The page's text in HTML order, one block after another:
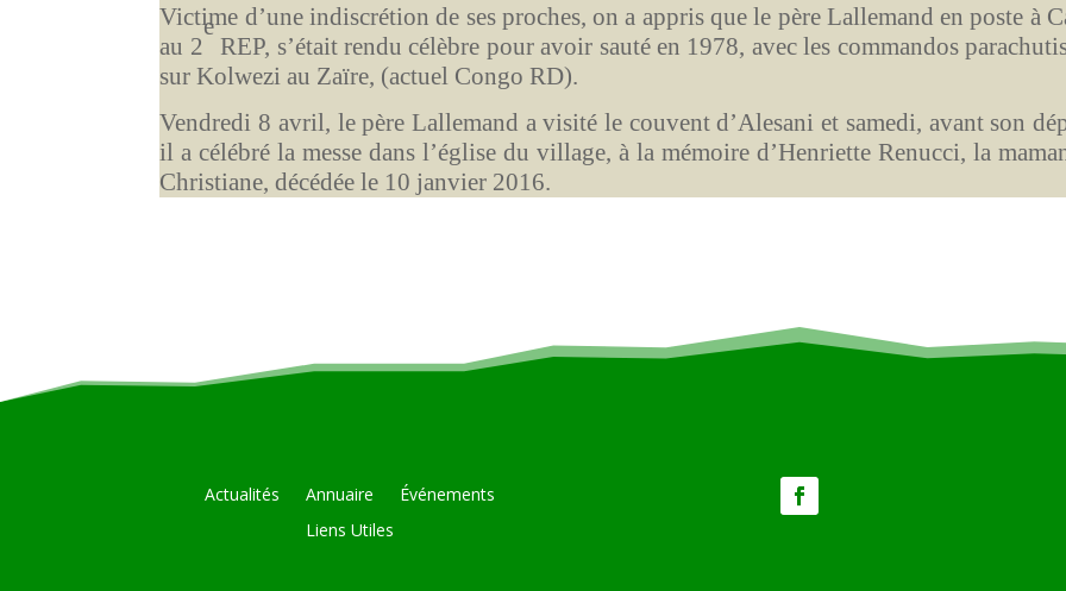
Victime d’une indiscrétion de ses proches, on a appris que le père Lallemand en poste à
au 2
e
REP, s’était rendu célèbre pour avoir sauté en 1978, avec les commandos
sur Kolwezi au Zaïre, (actuel Congo RD).
Vendredi 8 avril, le père Lallemand a visité le couvent d’Alesani et samedi, avant son
il a célébré la messe dans l’église du village, à la mémoire d’Henriette Renucci, la
Christiane, décédée le 10 janvier 2016.
Actualités Annuaire
Événements
Liens Utiles